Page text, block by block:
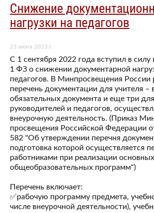
Снижение
нагрузки на педагогов
23 июня 2023 г.
С 1 сентября 2022 года вступил в силу
1 ФЗ о снижении документарной
педагогов. В Минпросвещения России
перечень документации для учителя –
обязательных документа и еще три
руководителей и педагогов,
внеурочную деятельность. (Приказ
просвещения Российской Федерации
582 "Об утверждении перечня
подготовка которой осуществляется
работниками при реализации основных
общеобразовательных программ")
Перечень включает:
✅рабочую программу предмета,
числе внеурочной деятельности),